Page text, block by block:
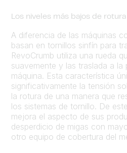
Los niveles más bajos de
A diferencia de las máquinas
basan en tornillos sinfín para
RevoCrumb utiliza una rueda
suavemente y las traslada a la
máquina. Esta característica
significativamente la tensión
la rotura de una manera que
los sistemas de tornillo. De
mejora el aspecto de sus
desperdicio de migas con
otro equipo de cobertura del